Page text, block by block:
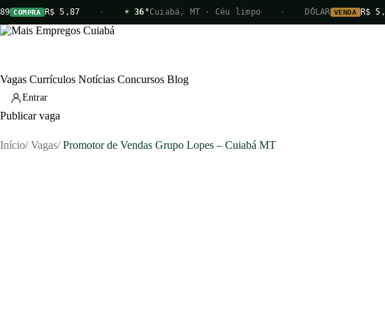
COMPRA R$ 5,87 ☀ 36°Cuiabá, MT · Céu limpo DÓLAR VENDA R$ 5,11
Vagas Currículos Notícias Concursos Blog
Entrar
Publicar vaga
Início/ Vagas/ Promotor de Vendas Grupo Lopes – Cuiabá MT